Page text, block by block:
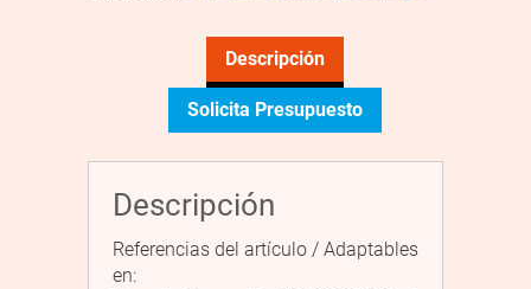
Descripción
Solicita Presupuesto
Descripción
Referencias del artículo / Adaptables
en: